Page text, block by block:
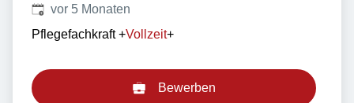
Veröffentlicht:
vor 5 Monaten
Pflegefachkraft +Vollzeit+
Bewerben